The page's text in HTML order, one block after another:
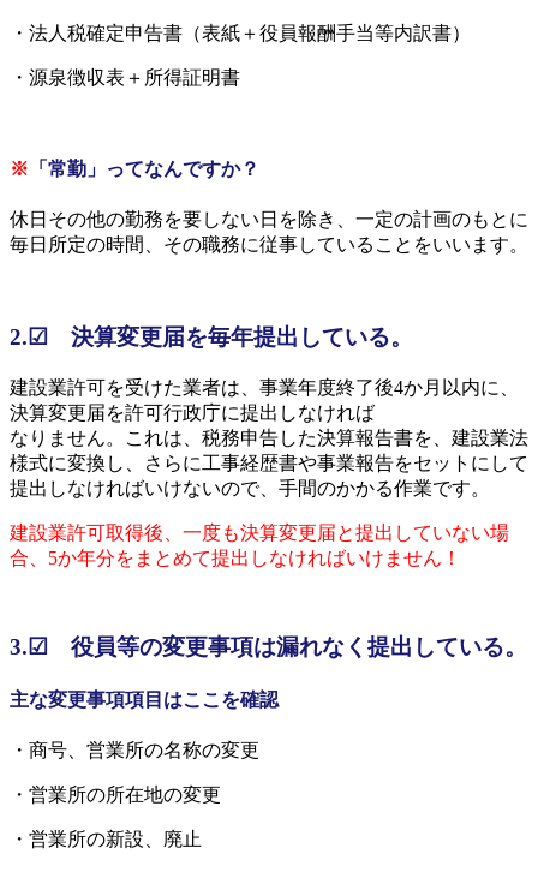
・法人税確定申告書（表紙＋役員報酬手当等内訳書）
・源泉徴収表＋所得証明書
※ 「常勤」ってなんですか？
休日その他の勤務を要しない日を除き、一定の計画のもとに
毎日所定の時間、その職務に従事していることをいいます。
2.☑ 決算変更届を毎年提出している。
建設業許可を受けた業者は、事業年度終了後4か月以内に、
決算変更届を許可行政庁に提出しなければ
なりません。これは、税務申告した決算報告書を、建設業法
様式に変換し、さらに工事経歴書や事業報告をセットにして
提出しなければいけないので、手間のかかる作業です。
建設業許可取得後、一度も決算変更届と提出していない場
合、5か年分をまとめて提出しなければいけません！
3.☑ 役員等の変更事項は漏れなく提出している。
主な変更事項項目はここを確認
・商号、営業所の名称の変更
・営業所の所在地の変更
・営業所の新設、廃止